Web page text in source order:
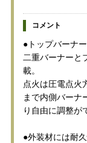
コメント
●トップバーナ
二重バーナーと
載。
点火は圧電点火
まで内側バーナ
り自由に調整が
●外装材には耐